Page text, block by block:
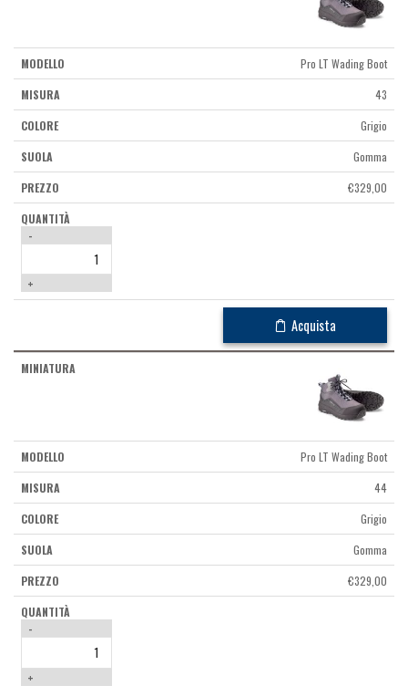
Pro LT Wading Boot
43
Grigio
Gomma
€329,00
-
+
Acquista
Pro LT Wading Boot
44
Grigio
Gomma
€329,00
-
+